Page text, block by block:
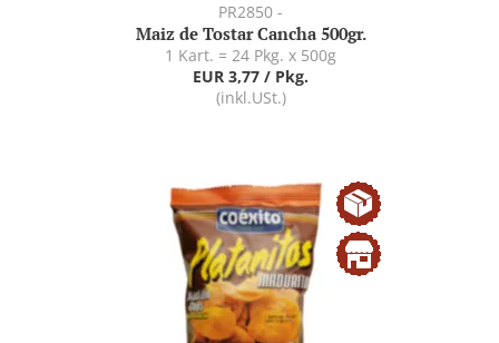
PR2850 -
Maiz de Tostar Cancha 500gr.
1 Kart. = 24 Pkg. x 500g
EUR 3,77 / Pkg.
(inkl.USt.)